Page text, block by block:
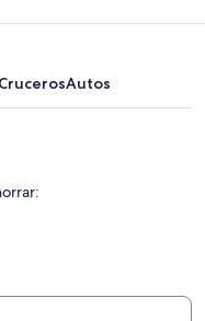
CrucerosAutos